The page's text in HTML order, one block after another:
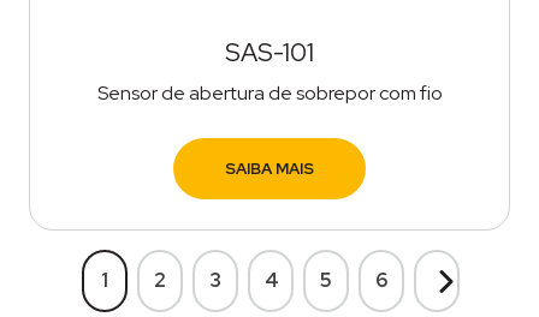
SAS-101
Sensor de abertura de sobrepor com fio
SAIBA MAIS
1 2 3 4 5
6
Próximo